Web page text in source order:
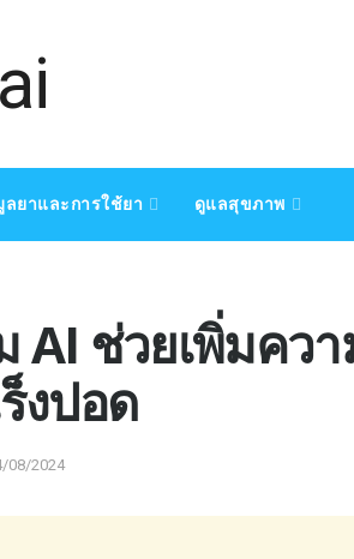
ยาและการใช้ยา ดูแลสุขภาพ
AI ช่วยเพิ่มคว
งปอด
08/2024